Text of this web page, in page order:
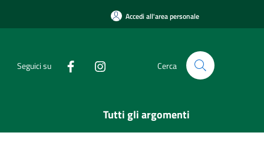
Accedi all'area personale
Seguici su Cerca
Tutti gli argomenti